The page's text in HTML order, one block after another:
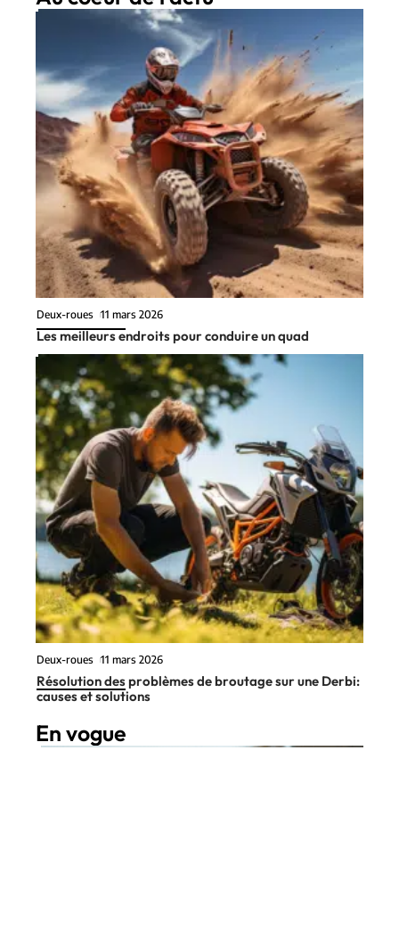
Deux-roues 11 mars 2026
Les meilleurs endroits pour conduire un quad
Deux-roues 11 mars 2026
Résolution des problèmes de broutage sur une Derbi:
causes et solutions
En vogue